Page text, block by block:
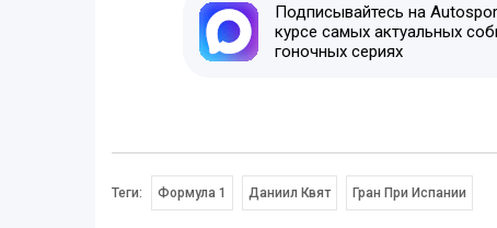
Подписывайтесь на
курсе самых актуальных
гоночных сериях
Теги: Формула 1 Даниил Квят Гран При Испании